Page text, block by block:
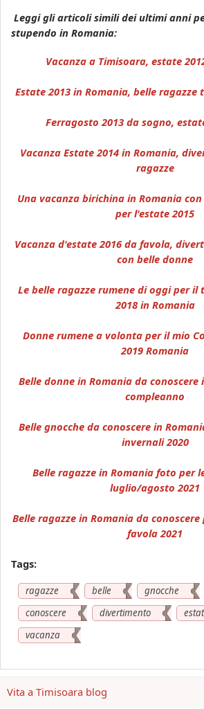
Leggi gli articoli simili dei ultimi anni
stupendo in Romania:
Vacanza a Timisoara, estate
Estate 2013 in Romania, belle ragazze
Ferragosto 2013 da sogno,
Vacanza Estate 2014 in Romania,
ragazze
Una vacanza birichina in Romania
per l'estate 2015
Vacanza d'estate 2016 da favola,
con belle donne
Le belle ragazze rumene di oggi per
2018 in Romania
Donne rumene a volonta per il mio
2019 Romania
Belle donne in Romania da
compleanno
Belle gnocche da conoscere in
invernali 2020
Belle ragazze in Romania foto per
luglio/agosto 2021
Belle ragazze in Romania da
favola 2021
Tags:
ragazze belle gnocche
conoscere
divertimento
vacanza
Vita a Timisoara blog